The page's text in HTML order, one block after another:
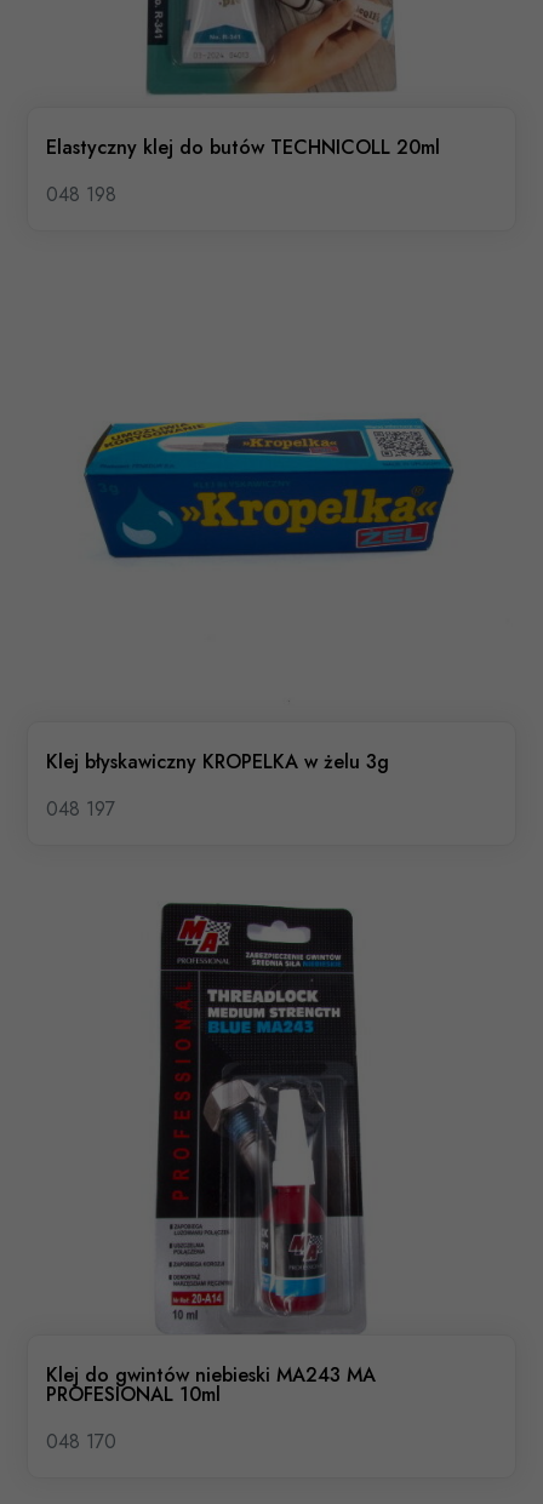
Elastyczny klej do butów TECHNICOLL 20ml
048 198
Klej błyskawiczny KROPELKA w żelu 3g
048 197
Klej do gwintów niebieski MA243 MA
PROFESIONAL 10ml
048 170